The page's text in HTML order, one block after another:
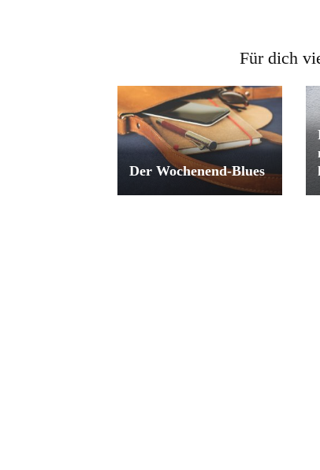
Für dich
Der Wochenend-Blues